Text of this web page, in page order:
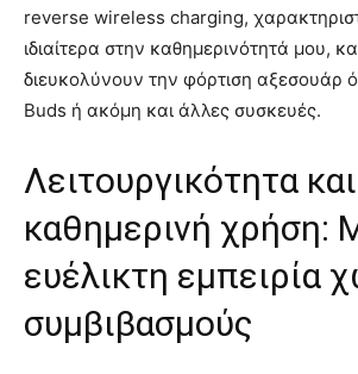
reverse wireless charging,
ιδιαίτερα στην καθημερινότητά μου,
διευκολύνουν την φόρτιση αξεσουάρ
Buds ή ακόμη και άλλες συσκευές.
Λειτουργικότητα και
καθημερινή χρήση:
ευέλικτη εμπειρία
συμβιβασμούς